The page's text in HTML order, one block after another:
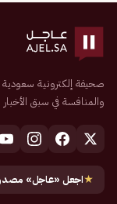
والمنافسة في سبق
★اجعل «عاجل»